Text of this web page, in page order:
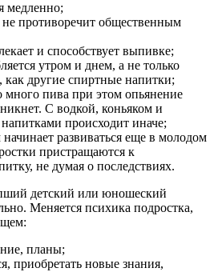
медленно;
противоречит общественным
и способствует выпивке;
утром и днем, а не только
другие спиртные напитки;
пива при этом опьянение
С водкой, коньяком и
происходит иначе;
развиваться еще в молодом
пристращаются к
не думая о последствиях.
детский или юношеский
Меняется психика подростка,
планы;
приобретать новые знания,